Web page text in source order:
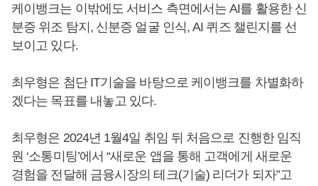
케이뱅크는 이밖에도 서비스 측면에서는 AI를 활용한 신
분증 위조 탐지, 신분증 얼굴 인식, AI 퀴즈 챌린지를 선
보이고 있다.
최우형은 첨단 IT기술을 바탕으로 케이뱅크를 차별화하
겠다는 목표를 내놓고 있다.
최우형은 2024년 1월4일 취임 뒤 처음으로 진행한 임직
원 ‘소통미팅’에서 “새로운 앱을 통해 고객에게 새로운
경험을 전달해 금융시장의 테크(기술) 리더가 되자”고